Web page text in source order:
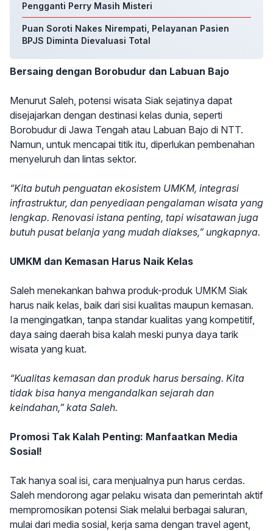
Pengganti Perry Masih Misteri
Puan Soroti Nakes Nirempati, Pelayanan Pasien
BPJS Diminta Dievaluasi Total
Bersaing dengan Borobudur dan Labuan Bajo
Menurut Saleh, potensi wisata Siak sejatinya dapat
disejajarkan dengan destinasi kelas dunia, seperti
Borobudur di Jawa Tengah atau Labuan Bajo di NTT.
Namun, untuk mencapai titik itu, diperlukan pembenahan
menyeluruh dan lintas sektor.
“Kita butuh penguatan ekosistem UMKM, integrasi
infrastruktur, dan penyediaan pengalaman wisata yang
lengkap. Renovasi istana penting, tapi wisatawan juga
butuh pusat belanja yang mudah diakses,” ungkapnya.
UMKM dan Kemasan Harus Naik Kelas
Saleh menekankan bahwa produk-produk UMKM Siak
harus naik kelas, baik dari sisi kualitas maupun kemasan.
Ia mengingatkan, tanpa standar kualitas yang kompetitif,
daya saing daerah bisa kalah meski punya daya tarik
wisata yang kuat.
“Kualitas kemasan dan produk harus bersaing. Kita
tidak bisa hanya mengandalkan sejarah dan
keindahan,” kata Saleh.
Promosi Tak Kalah Penting: Manfaatkan Media
Sosial!
Tak hanya soal isi, cara menjualnya pun harus cerdas.
Saleh mendorong agar pelaku wisata dan pemerintah aktif
mempromosikan potensi Siak melalui berbagai saluran,
mulai dari media sosial, kerja sama dengan travel agent,